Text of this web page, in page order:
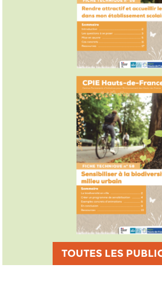
TOUTES LES